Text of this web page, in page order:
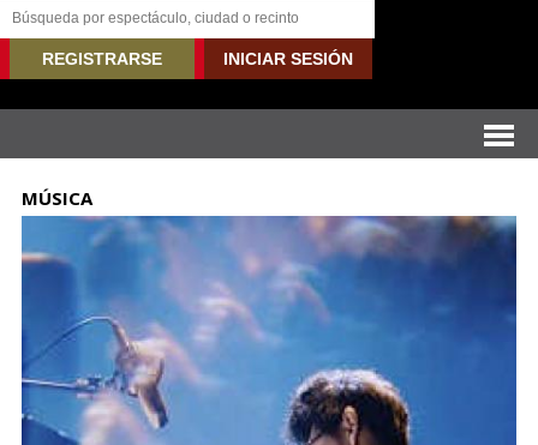
REGISTRARSE INICIAR SESIÓN
MÚSICA